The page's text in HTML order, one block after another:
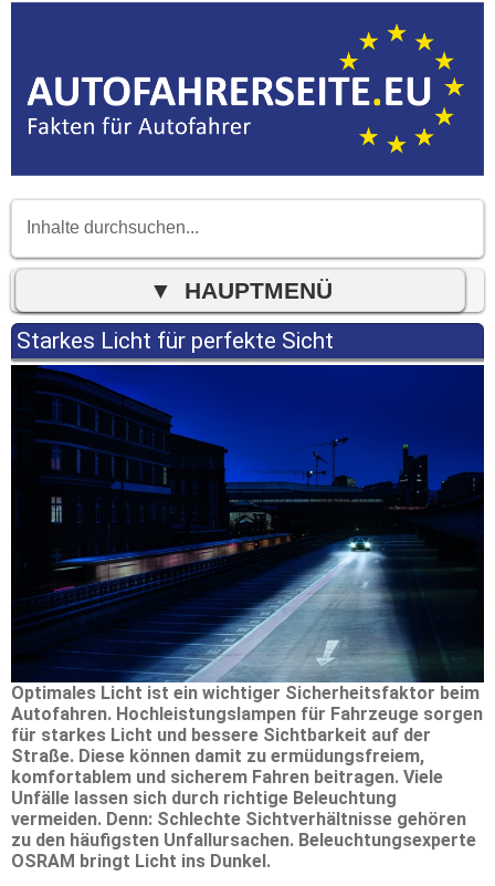
Starkes Licht für perfekte Sicht
Optimales Licht ist ein wichtiger Sicherheitsfaktor beim
Autofahren. Hochleistungslampen für Fahrzeuge sorgen
für starkes Licht und bessere Sichtbarkeit auf der
Straße. Diese können damit zu ermüdungsfreiem,
komfortablem und sicherem Fahren beitragen. Viele
Unfälle lassen sich durch richtige Beleuchtung
vermeiden. Denn: Schlechte Sichtverhältnisse gehören
zu den häufigsten Unfallursachen. Beleuchtungsexperte
OSRAM bringt Licht ins Dunkel.